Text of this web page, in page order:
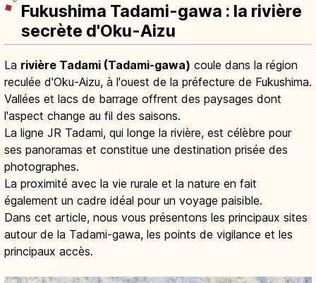
Fukushima Tadami-gawa : la rivière
secrète d'Oku-Aizu
La rivière Tadami (Tadami-gawa) coule dans la région
reculée d'Oku-Aizu, à l'ouest de la préfecture de Fukushima.
Vallées et lacs de barrage offrent des paysages dont
l'aspect change au fil des saisons.
La ligne JR Tadami, qui longe la rivière, est célèbre pour
ses panoramas et constitue une destination prisée des
photographes.
La proximité avec la vie rurale et la nature en fait
également un cadre idéal pour un voyage paisible.
Dans cet article, nous vous présentons les principaux sites
autour de la Tadami-gawa, les points de vigilance et les
principaux accès.